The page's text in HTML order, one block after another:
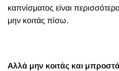
καπνίσματος είναι
μην κοιτάς πίσω.
Αλλά μην κοιτάς και